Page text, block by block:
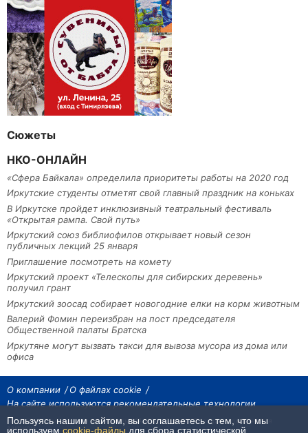
Сюжеты
НКО-ОНЛАЙН
«Сфера Байкала» определила приоритеты работы на 2020 год
Иркутские студенты отметят свой главный праздник на коньках
В Иркутске пройдет инклюзивный театральный фестиваль
«Открытая рампа. Свой путь»
Иркутский союз библиофилов открывает новый сезон
публичных лекций 25 января
Приглашение посмотреть на комету
Иркутский проект «Телескопы для сибирских деревень»
получил грант
Иркутский зоосад собирает новогодние елки на корм животным
Валерий Фомин переизбран на пост председателя
Общественной палаты Братска
Иркутяне могут вызвать такси для вывоза мусора из дома или
офиса
О компании
О файлах cookie
На сайте используются рекомендательные технологии
На сайте размещаются материалы ИА «Наш Север». Все права охраняются
законом.
Пользуясь нашим сайтом, вы соглашаетесь с тем, что мы
используем cookie-файлы для сбора статистической